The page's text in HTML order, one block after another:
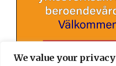
We value your privacy